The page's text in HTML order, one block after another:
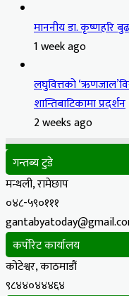
माननीय डा. कृष्णहरि
1 week ago
लघुवित्तको
शान्तिबाटिकामा प्रदर्शन
2 weeks ago
गन्तब्य टुडे
मन्थली, रामेछाप
०४८-५९०१११
कर्पोरेट कार्यालय
कोटेश्वर, काठमाडौं
९८४४०४४४६४